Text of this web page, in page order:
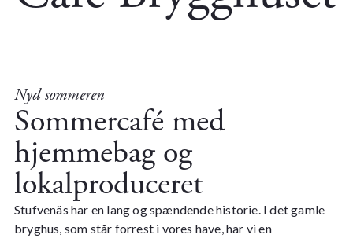
Nyd sommeren
Sommercafé med
hjemmebag og
lokalproduceret
Stufvenäs har en lang og spændende historie. I det gamle
bryghus, som står forrest i vores have, har vi en